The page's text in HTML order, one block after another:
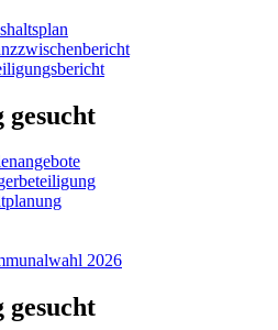
gesucht
2026
gesucht